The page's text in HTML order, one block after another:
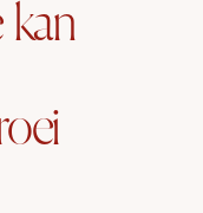
kan